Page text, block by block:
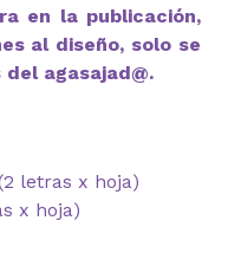
en la publicación,
al diseño, solo se
agasajad@.
letras x hoja)
x hoja)